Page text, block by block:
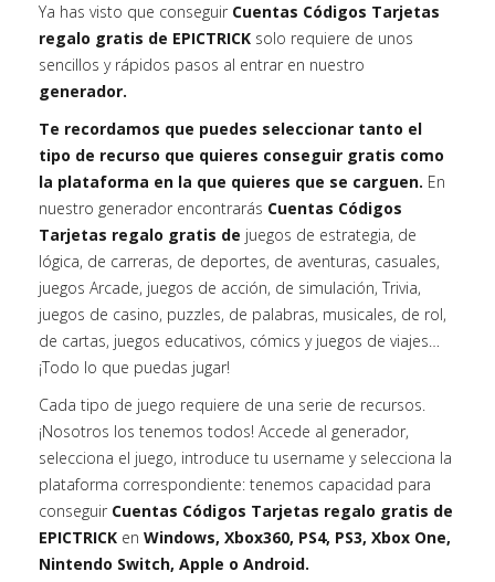
Ya has visto que conseguir Cuentas Códigos Tarjetas
regalo gratis de EPICTRICK solo requiere de unos
sencillos y rápidos pasos al entrar en nuestro
generador.
Te recordamos que puedes seleccionar tanto el
tipo de recurso que quieres conseguir gratis como
la plataforma en la que quieres que se carguen. En
nuestro generador encontrarás Cuentas Códigos
Tarjetas regalo gratis de juegos de estrategia, de
lógica, de carreras, de deportes, de aventuras, casuales,
juegos Arcade, juegos de acción, de simulación, Trivia,
juegos de casino, puzzles, de palabras, musicales, de rol,
de cartas, juegos educativos, cómics y juegos de viajes…
¡Todo lo que puedas jugar!
Cada tipo de juego requiere de una serie de recursos.
¡Nosotros los tenemos todos! Accede al generador,
selecciona el juego, introduce tu username y selecciona la
plataforma correspondiente: tenemos capacidad para
conseguir Cuentas Códigos Tarjetas regalo gratis de
EPICTRICK en Windows, Xbox360, PS4, PS3, Xbox One,
Nintendo Switch, Apple o Android.